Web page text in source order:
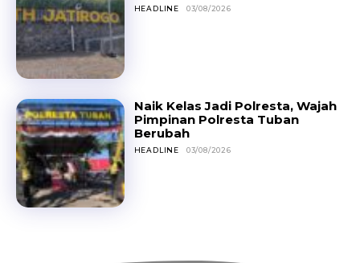
HEADLINE 03/08/2026
Naik Kelas Jadi Polresta, Wajah
Pimpinan Polresta Tuban
Berubah
HEADLINE 03/08/2026